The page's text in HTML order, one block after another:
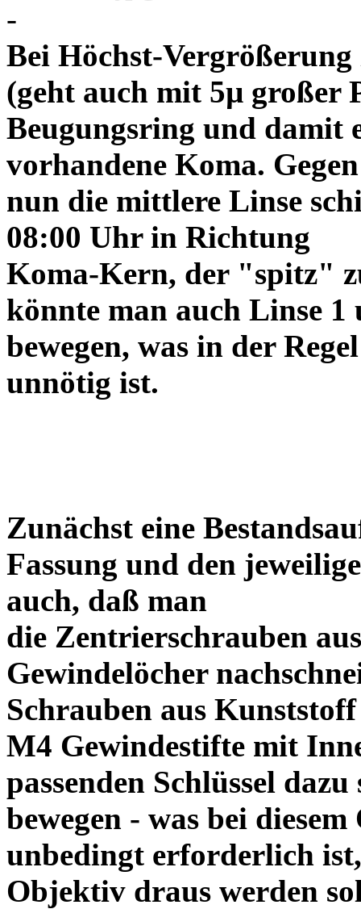
-
Bei Höchst-
(geht auch mit 5µ großer
Beugungsring und damit
vorhandene Koma.
nun die mittlere Linse
08:00 Uhr in Richtung
Koma-Kern, der "spitz"
könnte man auch Linse
bewegen, was in der Regel
unnötig ist.
Zunächst eine
Fassung und den
auch, daß man
die Zentrierschrauben
Gewindelöcher
Schrauben aus
M4 Gewindestifte mit
passenden Schlüssel
bewegen - was bei
unbedingt erforderlich
Objektiv draus